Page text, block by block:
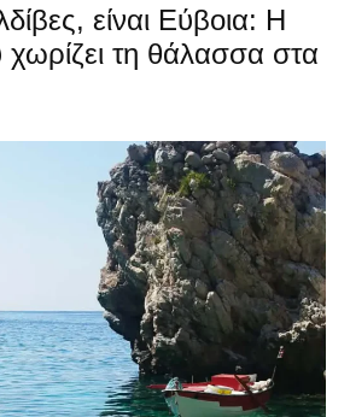
είναι Εύβοια: Η
τη θάλασσα στα